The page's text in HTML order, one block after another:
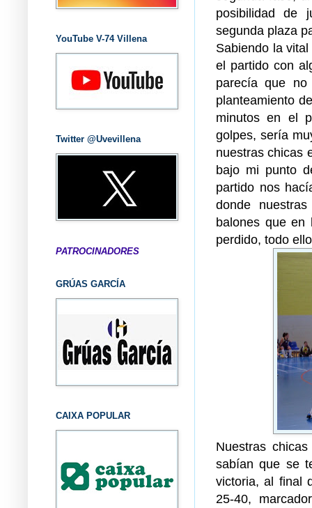
posibilidad de
segunda plaza
Sabiendo la
el partido con
parecía que
planteamiento
minutos en el
golpes, sería
nuestras chicas
bajo mi punto
partido nos
donde
balones que en
perdido, todo
Nuestras
sabían que se
victoria, al final
25-40,
YouTube V-74 Villena
Twitter @Uvevillena
PATROCINADORES
GRÚAS GARCÍA
CAIXA POPULAR